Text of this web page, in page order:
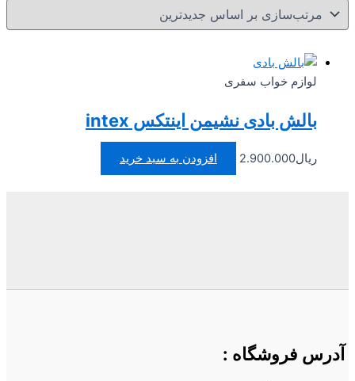
لوازم خواب سفری
بالش بادی نشیمن اینتکس intex
ریال2.900.000 افزودن به سبد خرید
آدرس فروشگاه :